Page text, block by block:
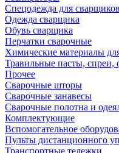
Спецодежда для сварщиков
Одежда сварщика
Обувь сварщика
Перчатки сварочные
Химические материалы
Травильные пасты,
Прочее
Сварочные шторы
Сварочные занавесы
Сварочные полотна и
Комплектующие
Вспомогательное
Пульты дистанционного
Транспортные тележки